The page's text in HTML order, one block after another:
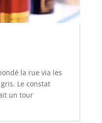
la rue via les
Le constat
un tour